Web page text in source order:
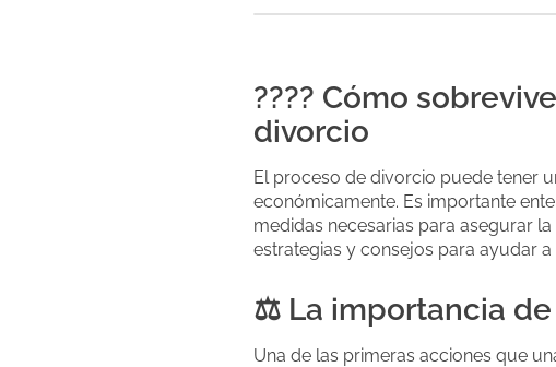
???? Cómo
divorcio
El proceso de divorcio puede tener
económicamente. Es importante
medidas necesarias para asegurar
estrategias y consejos para ayudar
⚖️ La importancia
Una de las primeras acciones que